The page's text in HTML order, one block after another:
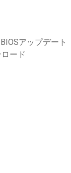
アップデート
ード